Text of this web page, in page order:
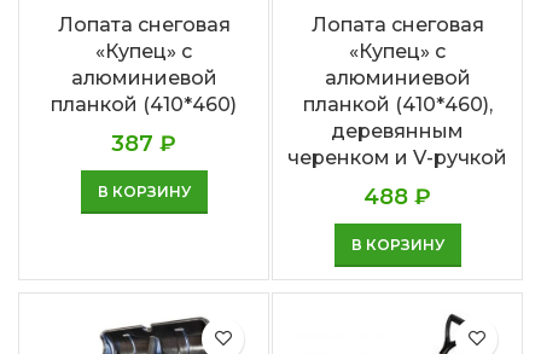
Лопата снеговая
«Купец» с
алюминиевой
планкой (410*460)
387 ₽
В КОРЗИНУ
Лопата снеговая
«Купец» с
алюминиевой
планкой (410*460),
деревянным
черенком и V-ручкой
488 ₽
В КОРЗИНУ